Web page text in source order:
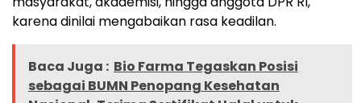
karena dinilai mengabaikan rasa keadilan.
Baca Juga : Bio Farma Tegaskan Posisi
sebagai BUMN Penopang Kesehatan